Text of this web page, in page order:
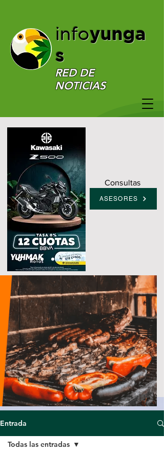
infoyunga
s
RED DE
NOTICIAS
Consultas
ASESORES
Entrada
Todas las entradas